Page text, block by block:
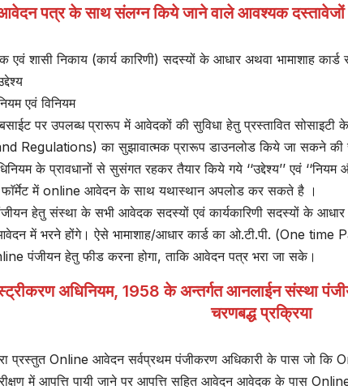
पत्र के साथ संलग्न किये जाने वाले आवश्यक दस्तावेजों
शासी निकाय (कार्य कारिणी) सदस्यों के आधार अथवा भामाशाह कार्ड
एवं विनियम
पर उपलब्ध प्रारूप में आवेदकों की सुविधा हेतु प्रस्तावित सोसाइटी के
Regulations) का सुझावात्मक प्रारूप डाउनलोड किये जा सकने की
के प्रावधानों से सुसंगत रहकर तैयार किये गये ‘‘उद्देश्य’’ एवं ‘‘नियम और
फाॅर्मेट में online आवेदन के साथ यथास्थान अपलोड कर सकते है ।
हेतु संस्था के सभी आवेदक सदस्यों एवं कार्यकारिणी सदस्यों के आधार
में भरने होंगे। ऐसे भामाशाह/आधार कार्ड का ओ.टी.पी. (One time
पंजीयन हेतु फीड करना होगा, ताकि आवेदन पत्र भरा जा सके।
अधिनियम, 1958 के अन्तर्गत आनलाईन संस्था
चरणबद्ध प्रक्रिया
प्रस्तुत Online आवेदन सर्वप्रथम पंजीकरण अधिकारी के पास जो कि
में आपत्ति पायी जाने पर आपत्ति सहित आवेदन आवेदक के पास Online